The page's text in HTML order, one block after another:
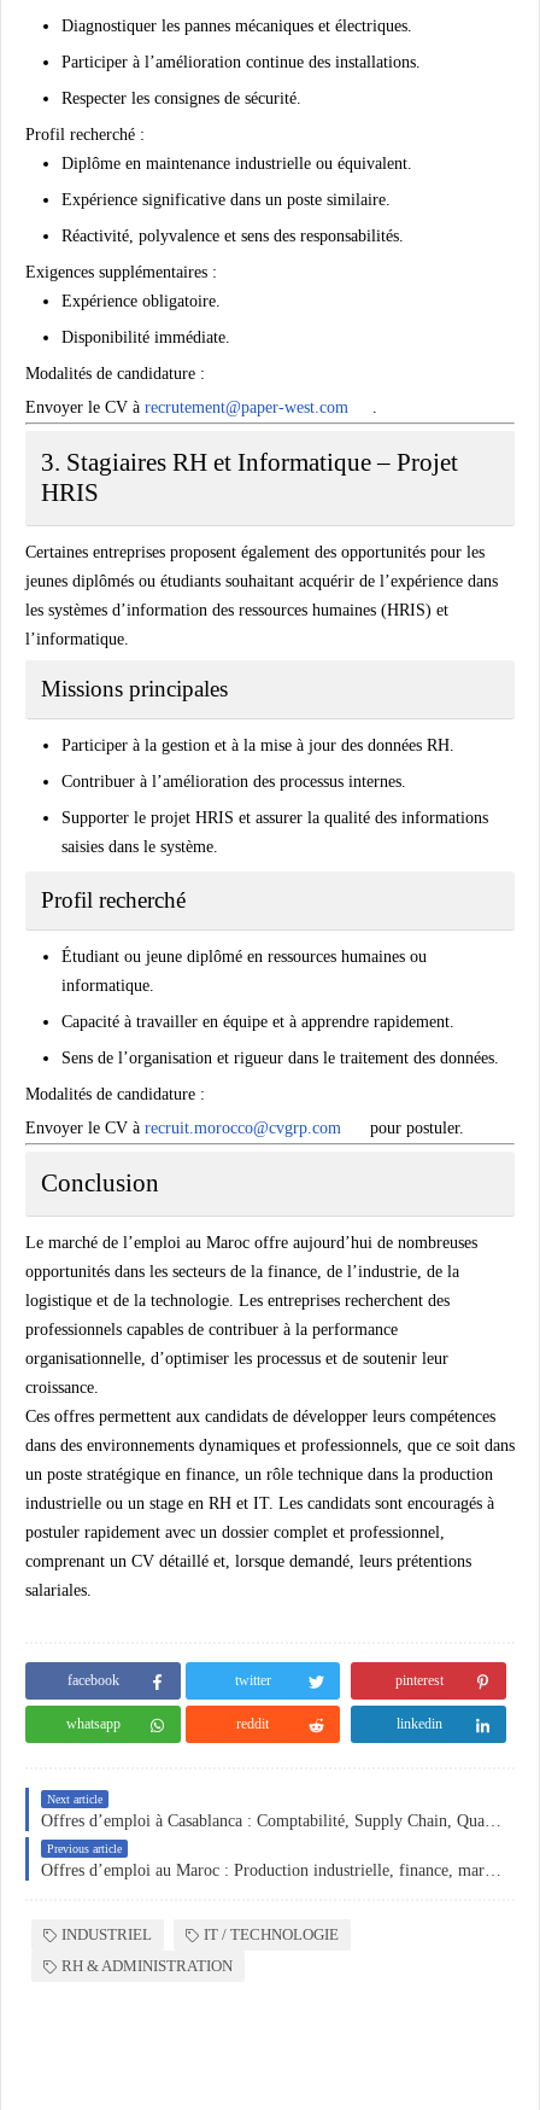
Diagnostiquer les pannes mécaniques et électriques.
Participer à l’amélioration continue des installations.
Respecter les consignes de sécurité.
Profil recherché :
Diplôme en maintenance industrielle ou équivalent.
Expérience significative dans un poste similaire.
Réactivité, polyvalence et sens des responsabilités.
Exigences supplémentaires :
Expérience obligatoire.
Disponibilité immédiate.
Modalités de candidature :
Envoyer le CV à recrutement@paper-west.com
3. Stagiaires RH et Informatique – Projet
HRIS
Certaines entreprises proposent également des opportunités pour les
jeunes diplômés ou étudiants souhaitant acquérir de l’expérience dans
les systèmes d’information des ressources humaines (HRIS) et
l’informatique.
Missions principales
Participer à la gestion et à la mise à jour des données RH.
Contribuer à l’amélioration des processus internes.
Supporter le projet HRIS et assurer la qualité des informations
saisies dans le système.
Profil recherché
Étudiant ou jeune diplômé en ressources humaines ou
informatique.
Capacité à travailler en équipe et à apprendre rapidement.
Sens de l’organisation et rigueur dans le traitement des données.
Modalités de candidature :
Envoyer le CV à recruit.morocco@cvgrp.com pour postuler.
Conclusion
Le marché de l’emploi au Maroc offre aujourd’hui de nombreuses
opportunités dans les secteurs de la finance, de l’industrie, de la
logistique et de la technologie. Les entreprises recherchent des
professionnels capables de contribuer à la performance
organisationnelle, d’optimiser les processus et de soutenir leur
croissance.
Ces offres permettent aux candidats de développer leurs compétences
dans des environnements dynamiques et professionnels, que ce soit dans
un poste stratégique en finance, un rôle technique dans la production
industrielle ou un stage en RH et IT. Les candidats sont encouragés à
postuler rapidement avec un dossier complet et professionnel,
comprenant un CV détaillé et, lorsque demandé, leurs prétentions
salariales.
facebook twitter pinterest
whatsapp reddit linkedin
Next article
Previous article
INDUSTRIEL
IT / TECHNOLOGIE
RH & ADMINISTRATION